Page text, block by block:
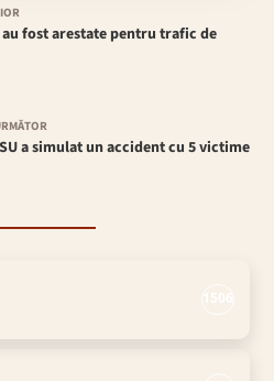
au fost arestate pentru trafic de
a simulat un accident cu 5 victime